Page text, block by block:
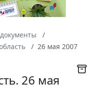
26 мая 2007
26 мая